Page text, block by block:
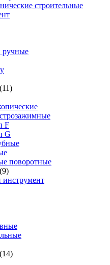
строительные
F
G
поворотные